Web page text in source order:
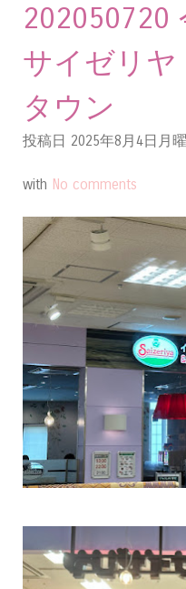
202050720
サイゼリ
タウン
投稿日 2025年8月4日月
with No comments